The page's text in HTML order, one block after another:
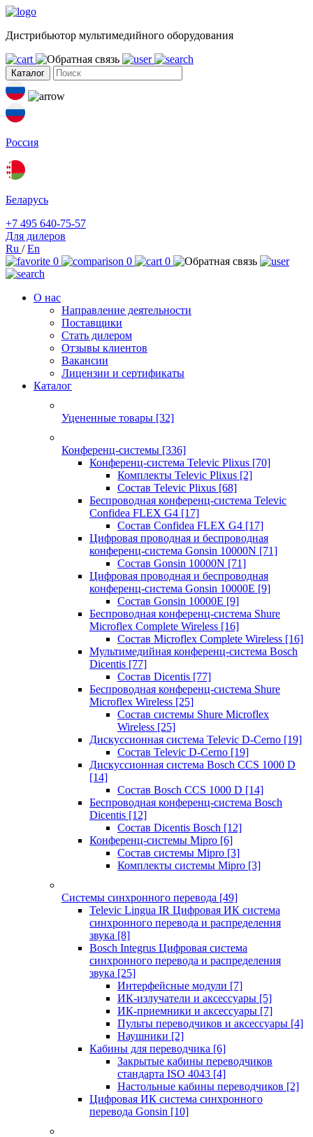
Дистрибьютор мультимедийного оборудования
Каталог
Россия
Беларусь
+7 495 640-75-57
Для дилеров
Ru /En
0
0 0
О нас
Направление деятельности
Поставщики
Стать дилером
Отзывы клиентов
Вакансии
Лицензии и сертификаты
Каталог
Уцененные товары [32]
Конференц-системы [336]
Конференц-система Televic Plixus [70]
Комплекты Televic Plixus [2]
Состав Televic Plixus [68]
Беспроводная конференц-система Televic
Confidea FLEX G4 [17]
Состав Confidea FLEX G4 [17]
Цифровая проводная и беспроводная
конференц-система Gonsin 10000N [71]
Состав Gonsin 10000N [71]
Цифровая проводная и беспроводная
конференц-система Gonsin 10000E [9]
Состав Gonsin 10000E [9]
Беспроводная конференц-система Shure
Microflex Complete Wireless [16]
Состав Microflex Complete Wireless [16]
Мультимедийная конференц-система Bosch
Dicentis [77]
Состав Dicentis [77]
Беспроводная конференц-система Shure
Microflex Wireless [25]
Состав системы Shure Microflex
Wireless [25]
Дискуссионная система Televic D-Cerno [19]
Состав Televic D-Cerno [19]
Дискуссионная система Bosch CCS 1000 D
[14]
Состав Bosch CCS 1000 D [14]
Беспроводная конференц-система Bosch
Dicentis [12]
Состав Dicentis Bosch [12]
Конференц-системы Mipro [6]
Состав системы Mipro [3]
Комплекты системы Mipro [3]
Системы синхронного перевода [49]
Televic Lingua IR Цифровая ИК система
синхронного перевода и распределения
звука [8]
Bosch Integrus Цифровая система
синхронного перевода и распределения
звука [25]
Интерфейсные модули [7]
ИК-излучатели и аксессуары [5]
ИК-приемники и аксессуары [7]
Пульты переводчиков и аксессуары [4]
Наушники [2]
Кабины для переводчика [6]
Закрытые кабины переводчиков
стандарта ISO 4043 [4]
Настольные кабины переводчиков [2]
Цифровая ИК система синхронного
перевода Gonsin [10]